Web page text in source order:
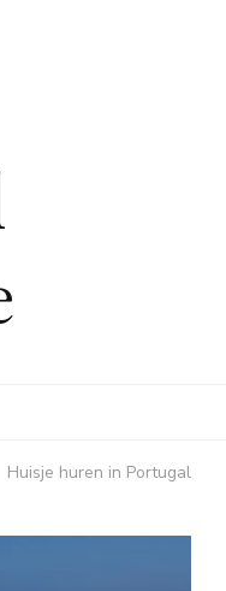
Huisje huren in Portugal